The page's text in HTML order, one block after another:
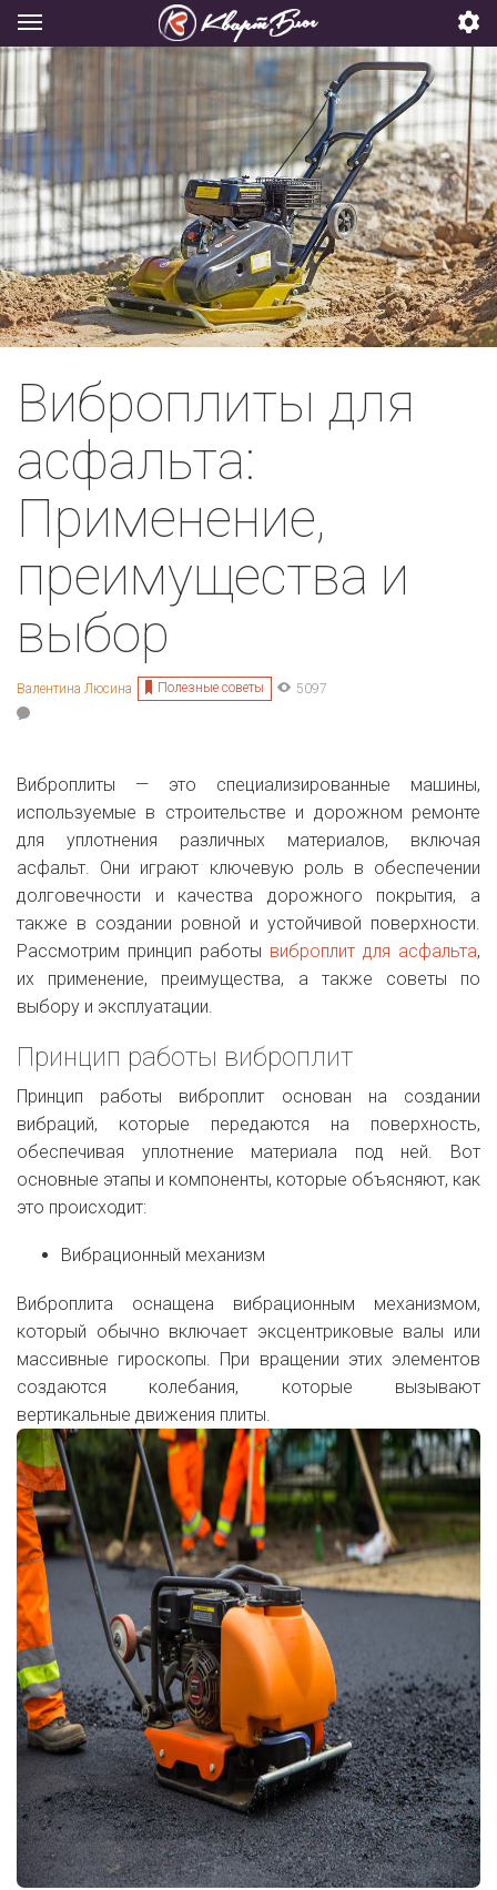
Виброплиты для
асфальта:
Применение,
преимущества и
выбор
Валентина Люсина Полезные советы 5097
Виброплиты — это специализированные машины,
используемые в строительстве и дорожном ремонте
для уплотнения различных материалов, включая
асфальт. Они играют ключевую роль в обеспечении
долговечности и качества дорожного покрытия, а
также в создании ровной и устойчивой поверхности.
Рассмотрим принцип работы виброплит для асфальта,
их применение, преимущества, а также советы по
выбору и эксплуатации.
Принцип работы виброплит
Принцип работы виброплит основан на создании
вибраций, которые передаются на поверхность,
обеспечивая уплотнение материала под ней. Вот
основные этапы и компоненты, которые объясняют, как
это происходит:
Вибрационный механизм
Виброплита оснащена вибрационным механизмом,
который обычно включает эксцентриковые валы или
массивные гироскопы. При вращении этих элементов
создаются колебания, которые вызывают
вертикальные движения плиты.